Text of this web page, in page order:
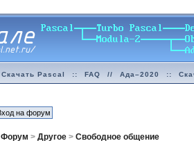
Скачать Pascal :: FAQ // Ада–2020 ::
Форум > Другое> Свободное общение